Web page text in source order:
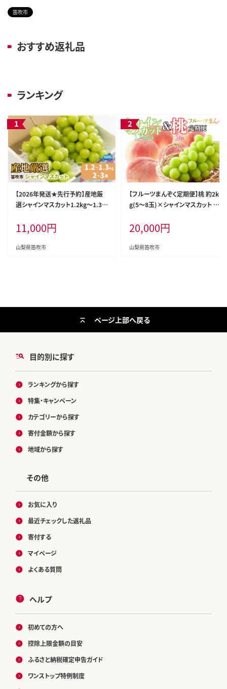
笛吹市
おすすめ返礼品
ランキング
【2026年発送★先行予約】産地厳
選シャインマスカット1.2kg～1.3k
可※ 106-003-26y
11,000円
山梨県笛吹市
【フルーツまんぞく定期便】桃 約2k
g(5～8玉)×シャインマスカット 1.
20,000円
山梨県笛吹市
目的別に探す
ランキングから探す
特集・キャンペーン
カテゴリーから探す
寄付金額から探す
地域から探す
その他
お気に入り
最近チェックした返礼品
寄付する
マイページ
よくある質問
ヘルプ
初めての方へ
控除上限金額の目安
ふるさと納税確定申告ガイド
ワンストップ特例制度
ページ上部へ戻る